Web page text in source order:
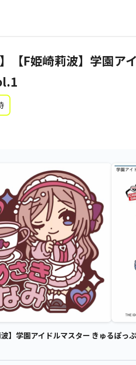
【F姫崎莉波】学園ア
】学園アイドルマスター きゅるぽ